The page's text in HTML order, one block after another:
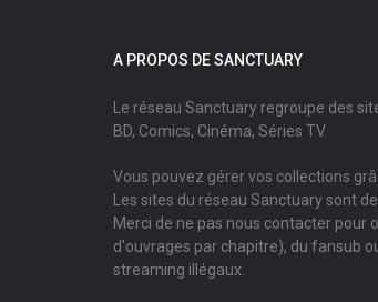
A PROPOS DE SANCTUARY
Le réseau Sanctuary regroupe des
BD, Comics, Cinéma, Séries TV.
Vous pouvez gérer vos collections
Les sites du réseau Sanctuary sont
Merci de ne pas nous contacter pour
d'ouvrages par chapitre), du fansub
streaming illégaux.